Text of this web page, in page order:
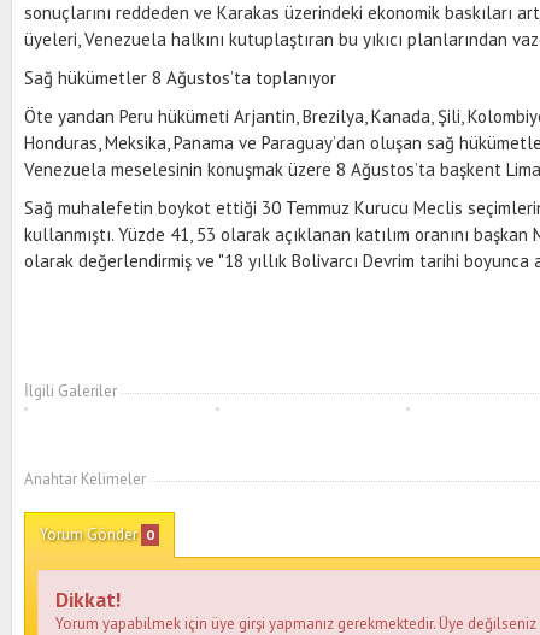
sonuçlarını reddeden ve Karakas üzerindeki ekonomik baskıları
üyeleri, Venezuela halkını kutuplaştıran bu yıkıcı planlarından
Sağ hükümetler 8 Ağustos’ta toplanıyor
Öte yandan Peru hükümeti Arjantin, Brezilya, Kanada, Şili,
Honduras, Meksika, Panama ve Paraguay’dan oluşan sağ
Venezuela meselesinin konuşmak üzere 8 Ağustos’ta başkent
Sağ muhalefetin boykot ettiği 30 Temmuz Kurucu Meclis
kullanmıştı. Yüzde 41, 53 olarak açıklanan katılım oranını başkan
olarak değerlendirmiş ve "18 yıllık Bolivarcı Devrim tarihi boyunca
İlgili Galeriler
Anahtar Kelimeler
Yorum Gönder 0
Dikkat!
Yorum yapabilmek için üye girşi yapmanız gerekmektedir. Üye